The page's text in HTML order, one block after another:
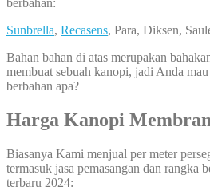
berbahan:
Sunbrella, Recasens, Para, Diksen,
Bahan bahan di atas merupakan
membuat sebuah kanopi, jadi Anda
berbahan apa?
Harga Kanopi
Biasanya Kami menjual per meter
termasuk jasa pemasangan dan rangka
terbaru 2024: